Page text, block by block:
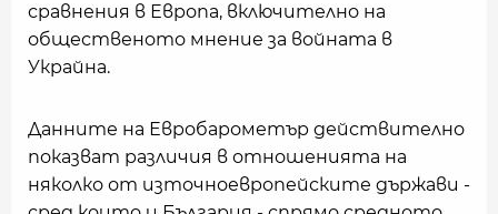
сравнения в Европа, включително на
общественото мнение за войната в
Украйна.
Данните на Евробарометър действително
показват различия в отношенията на
няколко от източноевропейските държави -